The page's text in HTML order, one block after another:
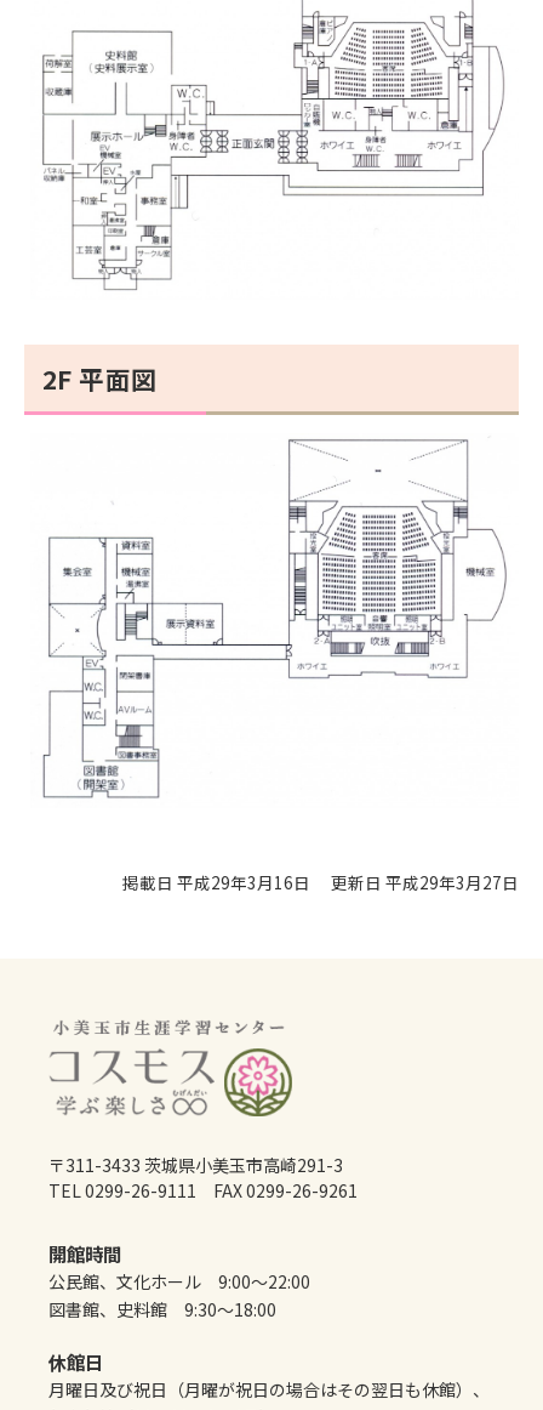
2F 平面図
掲載日 平成29年3月16日 更新日 平成29年3月27日
〒311-3433 茨城県小美玉市高崎291-3
TEL 0299-26-9111 FAX 0299-26-9261
開館時間
公民館、文化ホール 9:00～22:00
図書館、史料館 9:30～18:00
休館日
月曜日及び祝日（月曜が祝日の場合はその翌日も休館）、